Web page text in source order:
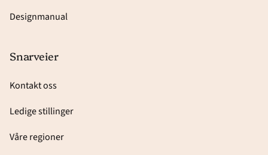
Designmanual
Snarveier
Kontakt oss
Ledige stillinger
Våre regioner